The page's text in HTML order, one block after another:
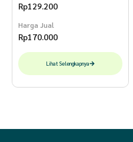
Rp129.200
Harga Jual
Rp170.000
Lihat Selengkapnya